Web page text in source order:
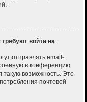
войти на
отправлять email-
в конференцию
такую возможность. Это
почтовой